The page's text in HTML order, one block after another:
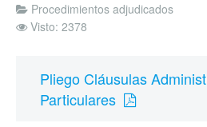
Procedimientos adjudicados
Visto: 2378
Pliego Cláusulas
Particulares